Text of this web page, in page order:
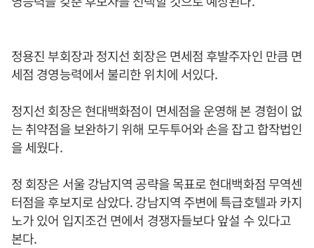
정용진 부회장과 정지선 회장은 면세점 후발주자인 만큼 면
세점 경영능력에서 불리한 위치에 서있다.
정지선 회장은 현대백화점이 면세점을 운영해 본 경험이 없
는 취약점을 보완하기 위해 모두투어와 손을 잡고 합작법인
을 세웠다.
정 회장은 서울 강남지역 공략을 목표로 현대백화점 무역센
터점을 후보지로 삼았다. 강남지역 주변에 특급호텔과 카지
노가 있어 입지조건 면에서 경쟁자들보다 앞설 수 있다고
본다.